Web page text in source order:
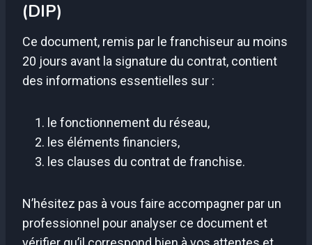
(DIP)
Ce document, remis par le franchiseur au moins
20 jours avant la signature du contrat, contient
des informations essentielles sur :
le fonctionnement du réseau,
les éléments financiers,
les clauses du contrat de franchise.
N’hésitez pas à vous faire accompagner par un
professionnel pour analyser ce document et